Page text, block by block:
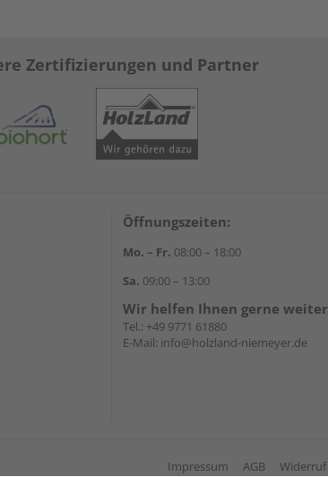
Zertifizierungen und Partner
Öffnungszeiten:
Mo. – Fr. 08:00 – 18:00
Sa. 09:00 – 13:00
Wir helfen Ihnen gerne weiter
Tel.: +49 9771 61880
E-Mail: info@holzland-niemeyer.de
Impressum AGB Widerruf